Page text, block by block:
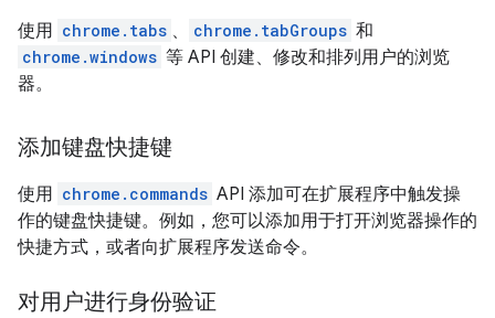
使用 chrome.tabs 、 chrome.tabGroups 和
chrome.windows 等 API 创建、修改和排列用户的浏览
器。
添加键盘快捷键
使用 chrome.commands API 添加可在扩展程序中触发操
作的键盘快捷键。例如，您可以添加用于打开浏览器操作的
快捷方式，或者向扩展程序发送命令。
对用户进行身份验证